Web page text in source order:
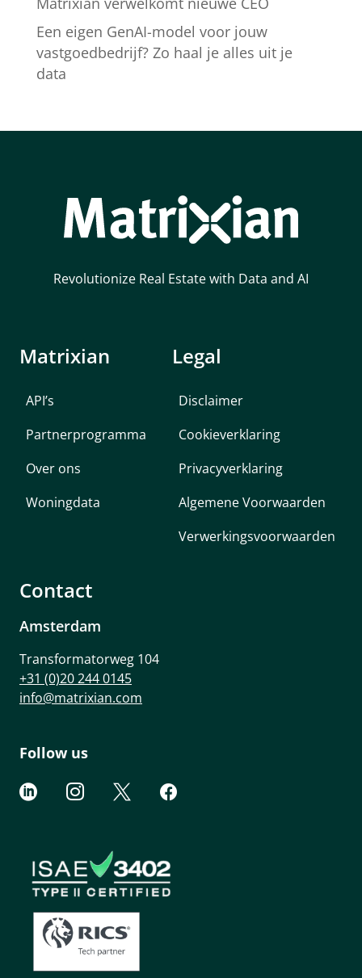
Een eigen GenAI-model voor jouw
vastgoedbedrijf? Zo haal je alles uit je
data
Revolutionize Real Estate with Data and AI
Matrixian
API’s
Partnerprogramma
Over ons
Woningdata
Legal
Disclaimer
Cookieverklaring
Privacyverklaring
Algemene Voorwaarden
Verwerkingsvoorwaarden
Contact
Amsterdam
Transformatorweg 104
+31 (0)20 244 0145
info@matrixian.com
Follow us
   